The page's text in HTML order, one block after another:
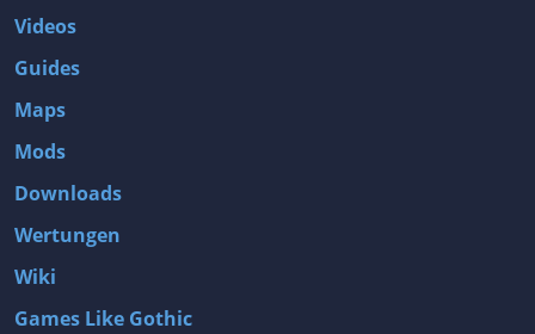
Videos
Guides
Maps
Mods
Downloads
Wertungen
Wiki
Games Like Gothic